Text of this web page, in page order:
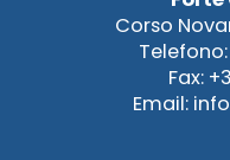
Corso
Telefono:
Fax:
Email: